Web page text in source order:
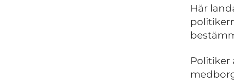
Här
Politiker